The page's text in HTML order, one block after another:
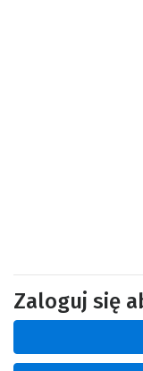
Zaloguj się